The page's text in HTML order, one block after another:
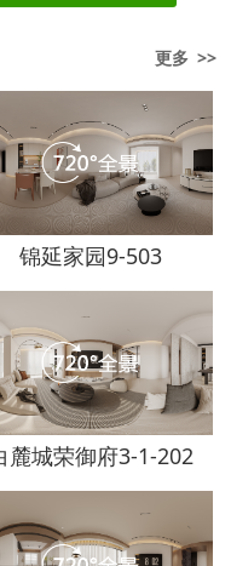
更多 >>
锦延家园9-503
麓城荣御府3-1-202